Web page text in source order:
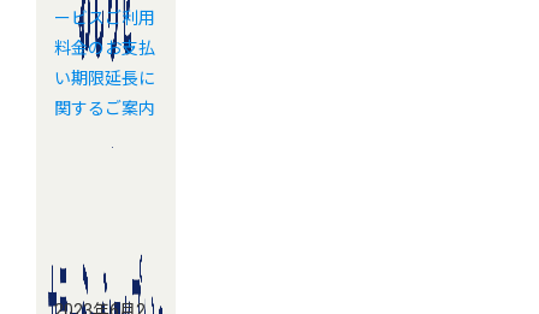
ービスご利用
料金のお支払
い期限延長に
関するご案内